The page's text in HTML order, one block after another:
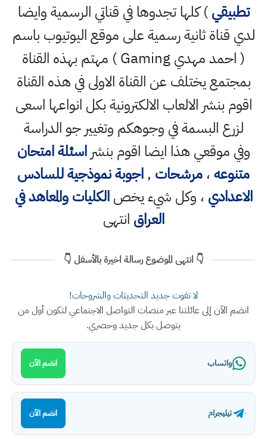
تطبيقي) كلها تجدوها في قناتي الرسمية وايضا
لدي قناة ثانية رسمية على موقع اليوتيوب باسم
( احمد مهدي Gaming ) مهتم بهذه القناة
بمجتمع يختلف عن القناة الاولى في هذه القناة
اقوم بنشر الالعاب الالكترونية بكل انواعها اسعى
لزرع البسمة في وجوهكم وتغيير جو الدراسة
وفي موقعي هذا ايضا اقوم بنشراسئلة امتحان
متنوعه،مرشحات ,اجوبة نموذجية للسادس
الاعدادي ، وكل شيء يخصالكليات والمعاهد في
العراق انتهى
👇 انتهى الموضوع رسالة اخيرة بالأسفل 👇
لا تفوت جديد التحديثات والشروحات!
انضم الآن إلى عائلتنا عبر منصات التواصل الاجتماعي لتكون أول من
يتوصل بكل جديد وحصري.
واتساب انضم الآن
تيليجرام انضم الآن